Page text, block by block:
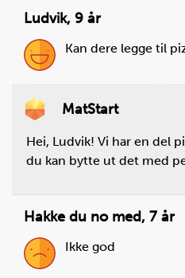
Steg2
Les på pakken hvor lang
Hvis det er skrevet en
kan du også justere
Du trenger
ciabattabrød:4stk.
Ludvik, 9 år
Kan dere legge til
MatStart
Hei, Ludvik! Vi har en del
du kan bytte ut det med
Hakke du no med, 7 år
Ikke god